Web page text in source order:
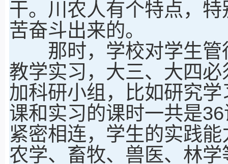
干。川农人有个特点，特
苦奋斗出来的。
那时，学校对学生管
教学实习，大三、大四
加科研小组，比如研究
课和实习的课时一共是
紧密相连，学生的实践
农学、畜牧、兽医、林